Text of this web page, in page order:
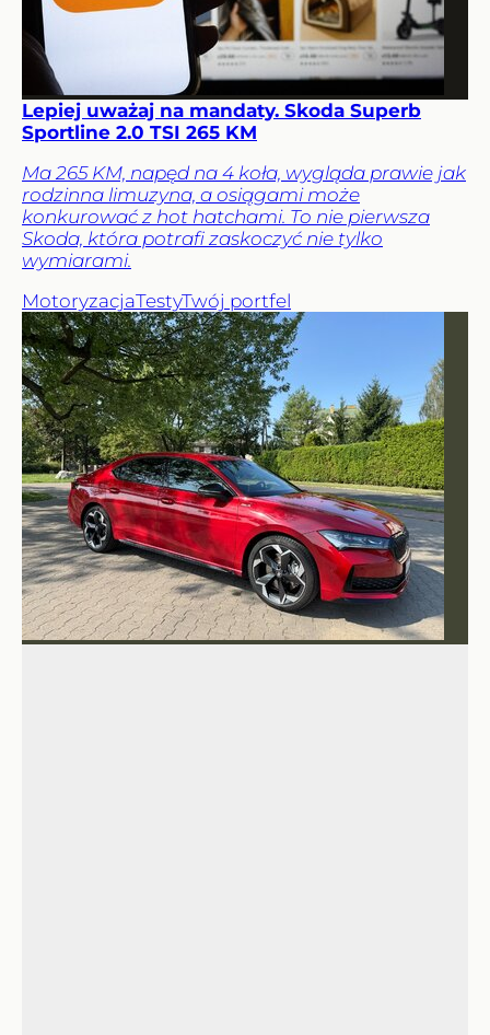
Lepiej uważaj na mandaty. Skoda Superb
Sportline 2.0 TSI 265 KM
Ma 265 KM, napęd na 4 koła, wygląda prawie jak
rodzinna limuzyna, a osiągami może
konkurować z hot hatchami. To nie pierwsza
Skoda, która potrafi zaskoczyć nie tylko
wymiarami.
MotoryzacjaTestyTwój portfel